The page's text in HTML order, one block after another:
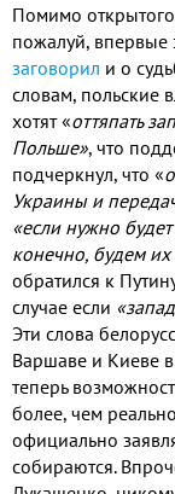
Помимо
пожалуй, впервые
заговорил и о
словам, польские
хотят «оттяпать
Польше», что
подчеркнул, что «
Украины и
«если нужно
конечно, будем
обратился к
случае если
Эти слова
Варшаве и Киеве
теперь
более, чем
официально
собираются.